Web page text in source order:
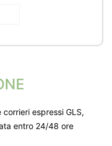
espressi GLS,
entro 24/48 ore